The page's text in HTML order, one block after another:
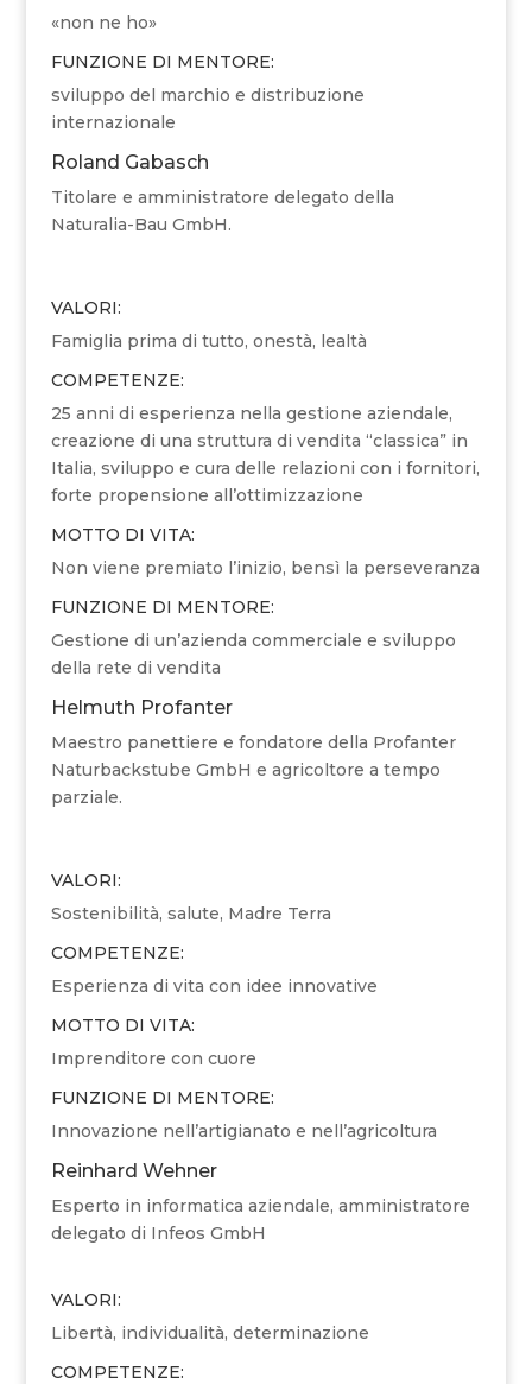
«non ne ho»
FUNZIONE DI MENTORE:
sviluppo del marchio e distribuzione
internazionale
Roland Gabasch
Titolare e amministratore delegato della
Naturalia-Bau GmbH.
VALORI:
Famiglia prima di tutto, onestà, lealtà
COMPETENZE:
25 anni di esperienza nella gestione aziendale,
creazione di una struttura di vendita “classica” in
Italia, sviluppo e cura delle relazioni con i fornitori,
forte propensione all’ottimizzazione
MOTTO DI VITA:
Non viene premiato l’inizio, bensì la perseveranza
FUNZIONE DI MENTORE:
Gestione di un’azienda commerciale e sviluppo
della rete di vendita
Helmuth Profanter
Maestro panettiere e fondatore della Profanter
Naturbackstube GmbH e agricoltore a tempo
parziale.
VALORI:
Sostenibilità, salute, Madre Terra
COMPETENZE:
Esperienza di vita con idee innovative
MOTTO DI VITA:
Imprenditore con cuore
FUNZIONE DI MENTORE:
Innovazione nell’artigianato e nell’agricoltura
Reinhard Wehner
Esperto in informatica aziendale, amministratore
delegato di Infeos GmbH
VALORI:
Libertà, individualità, determinazione
COMPETENZE: